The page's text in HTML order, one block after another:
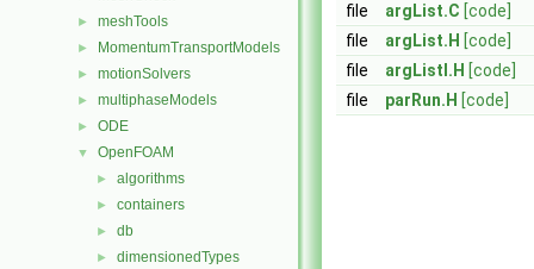
► meshTools
► MomentumTransportModels
► motionSolvers
► multiphaseModels
► ODE
▼ OpenFOAM
► algorithms
► containers
► db
► dimensionedTypes
file argList.C [code]
file
argList.H [code]
file
argListI.H [code]
file
parRun.H [code]